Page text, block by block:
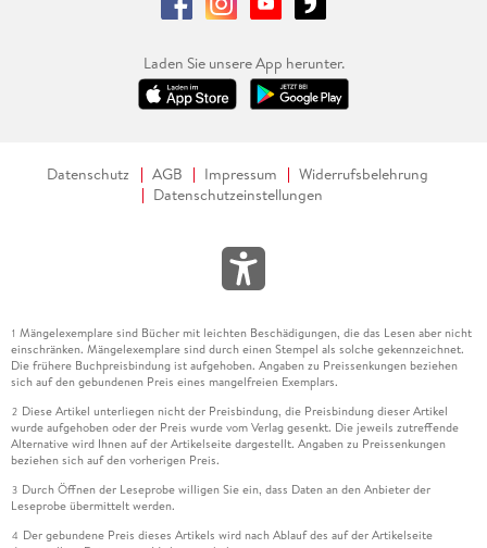
Laden Sie unsere App herunter.
Datenschutz AGB Impressum
Widerrufsbelehrung
Datenschutzeinstellungen
1 Mängelexemplare sind Bücher mit leichten Beschädigungen, die das Lesen aber nicht
einschränken. Mängelexemplare sind durch einen Stempel als solche gekennzeichnet.
Die frühere Buchpreisbindung ist aufgehoben. Angaben zu Preissenkungen beziehen
sich auf den gebundenen Preis eines mangelfreien Exemplars.
2 Diese Artikel unterliegen nicht der Preisbindung, die Preisbindung dieser Artikel
wurde aufgehoben oder der Preis wurde vom Verlag gesenkt. Die jeweils zutreffende
Alternative wird Ihnen auf der Artikelseite dargestellt. Angaben zu Preissenkungen
beziehen sich auf den vorherigen Preis.
3 Durch Öffnen der Leseprobe willigen Sie ein, dass Daten an den Anbieter der
Leseprobe übermittelt werden.
4 Der gebundene Preis dieses Artikels wird nach Ablauf des auf der Artikelseite